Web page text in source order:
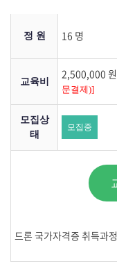
정 원 16 명
교육비
2,500,000 원
문결제)]
모집상
태
모집중
드론 국가자격증 취득과